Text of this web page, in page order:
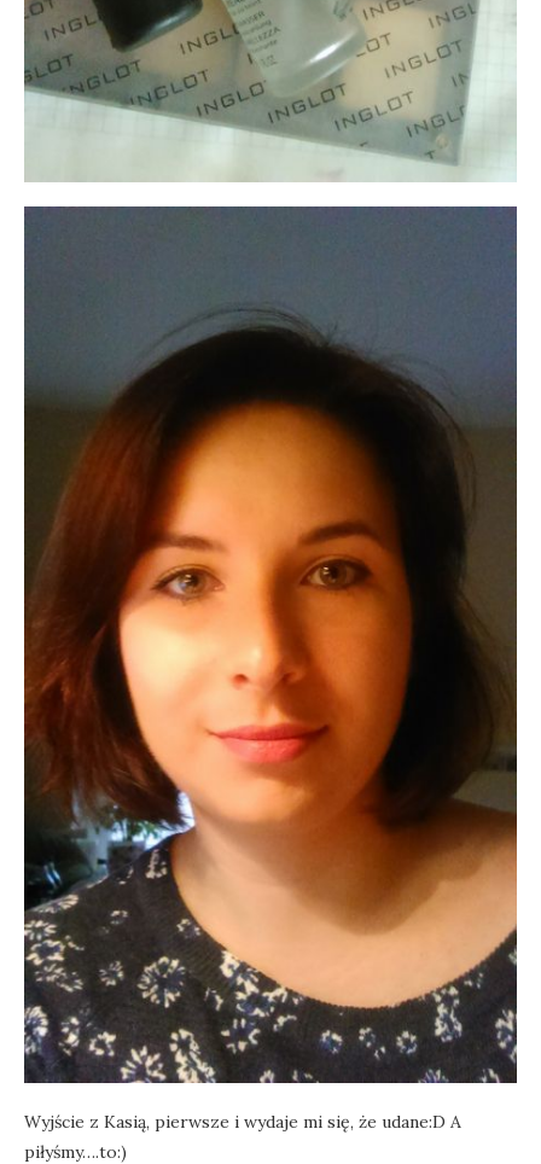
Wyjście z Kasią, pierwsze i wydaje mi się, że udane:D A
piłyśmy….to:)